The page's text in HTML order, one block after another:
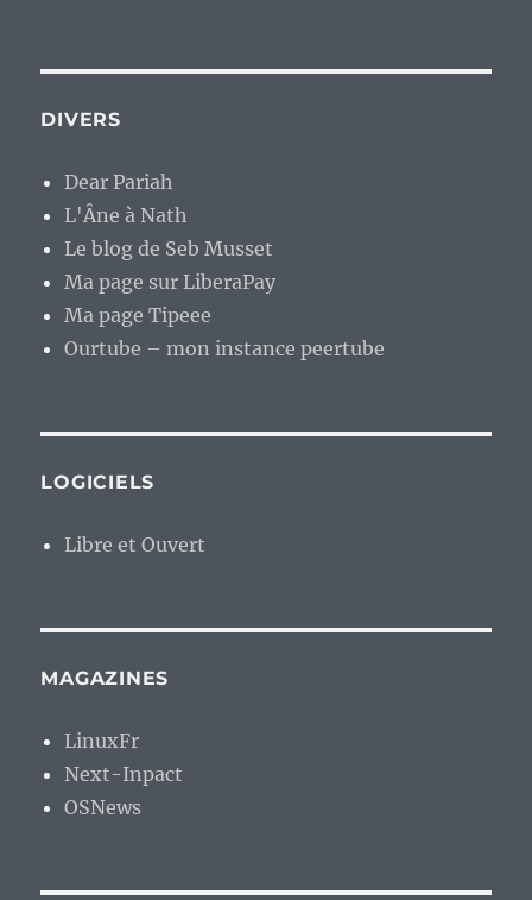
DIVERS
Dear Pariah
L'Âne à Nath
Le blog de Seb Musset
Ma page sur LiberaPay
Ma page Tipeee
Ourtube – mon instance peertube
LOGICIELS
Libre et Ouvert
MAGAZINES
LinuxFr
Next-Inpact
OSNews